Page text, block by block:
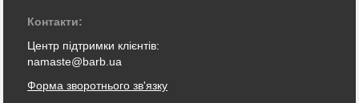
Контакти:
Центр підтримки клієнтів:
namaste@barb.ua
Форма зворотнього зв'язку